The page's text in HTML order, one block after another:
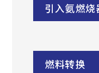
引入氨燃烧
燃料转换